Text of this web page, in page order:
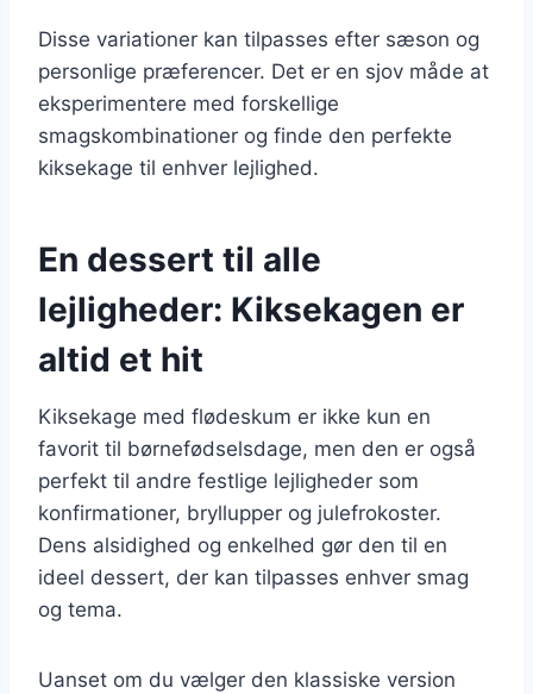
Disse variationer kan tilpasses efter sæson og
personlige præferencer. Det er en sjov måde at
eksperimentere med forskellige
smagskombinationer og finde den perfekte
kiksekage til enhver lejlighed.
En dessert til alle
lejligheder: Kiksekagen er
altid et hit
Kiksekage med flødeskum er ikke kun en
favorit til børnefødselsdage, men den er også
perfekt til andre festlige lejligheder som
konfirmationer, bryllupper og julefrokoster.
Dens alsidighed og enkelhed gør den til en
ideel dessert, der kan tilpasses enhver smag
og tema.
Uanset om du vælger den klassiske version